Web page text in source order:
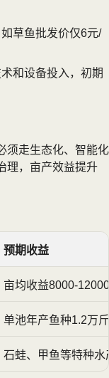
草鱼批发价仅6元/
和设备投入，初期
须走生态化、智能化
理，亩产效益提升
预期收益
亩均收益8000-
单池年产鱼种1.2万斤
石蛙、甲鱼等特种